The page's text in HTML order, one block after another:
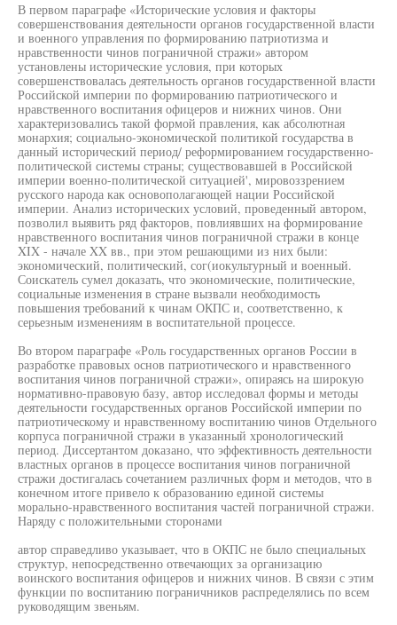
В первом параграфе «Исторические условия и факторы
совершенствования деятельности органов государственной власти
и военного управления по формированию патриотизма и
нравственности чинов пограничной стражи» автором
установлены исторические условия, при которых
совершенствовалась деятельность органов государственной власти
Российской империи по формированию патриотического и
нравственного воспитания офицеров и нижних чинов. Они
характеризовались такой формой правления, как абсолютная
монархия; социально-экономической политикой государства в
данный исторический период/ реформированием государственно-
политической системы страны; существовавшей в Российской
империи военно-политической ситуацией', мировоззрением
русского народа как основополагающей нации Российской
империи. Анализ исторических условий, проведенный автором,
позволил выявить ряд факторов, повлиявших на формирование
нравственного воспитания чинов пограничной стражи в конце
XIX - начале XX вв., при этом решающими из них были:
экономический, политический, сог(иокультурный и военный.
Соискатель сумел доказать, что экономические, политические,
социальные изменения в стране вызвали необходимость
повышения требований к чинам ОКПС и, соответственно, к
серьезным изменениям в воспитательной процессе.
Во втором параграфе «Роль государственных органов России в
разработке правовых основ патриотического и нравственного
воспитания чинов пограничной стражи», опираясь на широкую
нормативно-правовую базу, автор исследовал формы и методы
деятельности государственных органов Российской империи по
патриотическому и нравственному воспитанию чинов Отдельного
корпуса пограничной стражи в указанный хронологический
период. Диссертантом доказано, что эффективность деятельности
властных органов в процессе воспитания чинов пограничной
стражи достигалась сочетанием различных форм и методов, что в
конечном итоге привело к образованию единой системы
морально-нравственного воспитания частей пограничной стражи.
Наряду с положительными сторонами
автор справедливо указывает, что в ОКПС не было специальных
структур, непосредственно отвечающих за организацию
воинского воспитания офицеров и нижних чинов. В связи с этим
функции по воспитанию пограничников распределялись по всем
руководящим звеньям.